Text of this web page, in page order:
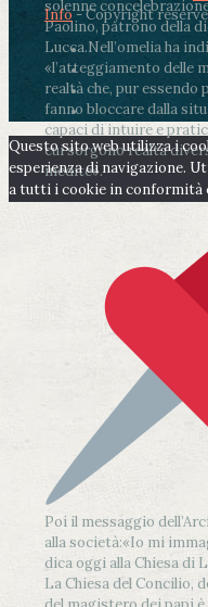
solenne
Paolino, patrono della
Lucca.Nell’omelia ha
«l’atteggiamento delle
realtà che, pur essendo
fanno bloccare dalla
capaci di intuire e
cui sorgono realtà
inedite».
Poi il messaggio
alla società:«Io mi
dica oggi alla Chiesa di
La Chiesa del Concilio,
Info- Copyright
Questo sito web utilizza i
esperienza di navigazione.
a tutti i cookie in conformità